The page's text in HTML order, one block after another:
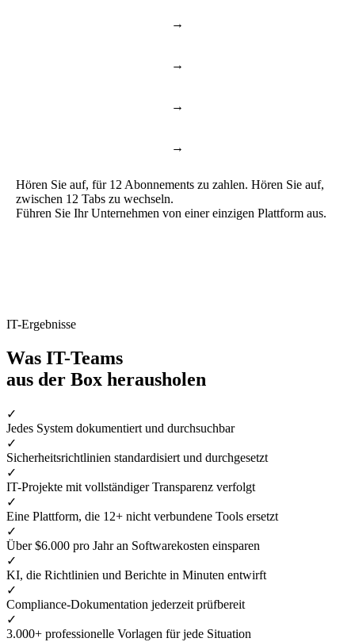
→
→
→
→
Hören Sie auf, für 12 Abonnements zu zahlen. Hören Sie auf,
zwischen 12 Tabs zu wechseln.
Führen Sie Ihr Unternehmen von einer einzigen Plattform aus.
IT-Ergebnisse
Was IT-Teams
aus der Box herausholen
✓
Jedes System dokumentiert und durchsuchbar
✓
Sicherheitsrichtlinien standardisiert und durchgesetzt
✓
IT-Projekte mit vollständiger Transparenz verfolgt
✓
Eine Plattform, die 12+ nicht verbundene Tools ersetzt
✓
Über $6.000 pro Jahr an Softwarekosten einsparen
✓
KI, die Richtlinien und Berichte in Minuten entwirft
✓
Compliance-Dokumentation jederzeit prüfbereit
✓
3.000+ professionelle Vorlagen für jede Situation